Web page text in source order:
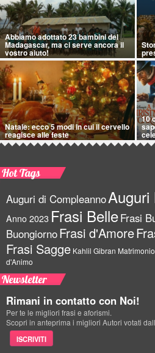
Abbiamo adottato 23 bambini del
Madagascar, ma ci serve ancora il
vostro aiuto!
Natale: ecco 5 modi in cui il cervello
reagisce alle feste
10
Hot Tags
Auguri di CompleannoAuguri
Anno 2023 Frasi BelleFrasi
BuongiornoFrasi d'Amore
Frasi Sagge Kahlil Gibran Matrimonio
d'Animo
Newsletter
Rimani in contatto con Noi!
Per te le migliori frasi e aforismi.
Scopri in anteprima i migliori Autori votati
ISCRIVITI